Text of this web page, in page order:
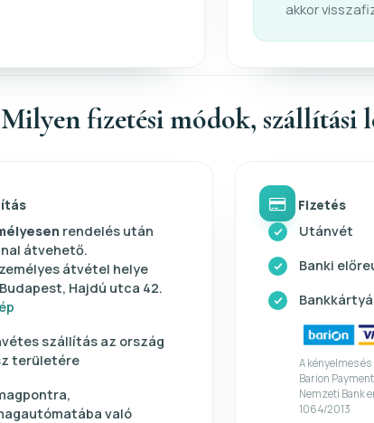
akkor
Milyen fizetési módok, szállítási
rendelés után
átvehető.
átvétel helye
Budapest, Hajdú utca 42.
szállítás az ország
területére
való
Fizetés
Utánvét
Banki
A kényelmes
Barion
Nemzeti Bank
1064/2013